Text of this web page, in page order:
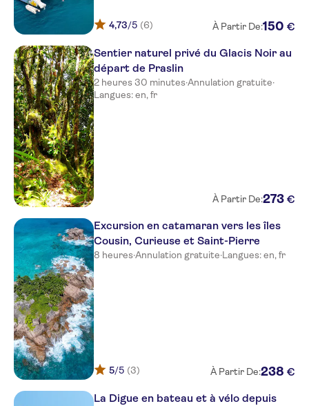
4,73/5 (6) À Partir De:150 €
Sentier naturel privé du Glacis Noir au
départ de Praslin
2 heures 30 minutes·Annulation gratuite·
Langues: en, fr
À Partir De:273 €
Excursion en catamaran vers les îles
Cousin, Curieuse et Saint-Pierre
8 heures·Annulation gratuite·Langues: en, fr
5/5 (3) À Partir De:238 €
La Digue en bateau et à vélo depuis